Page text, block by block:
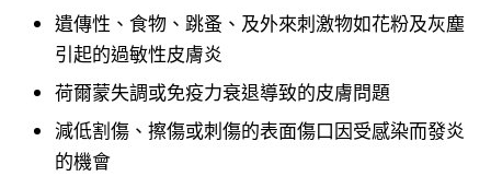
遺傳性、食物、跳蚤、及外來刺激物如花粉及灰塵
引起的過敏性皮膚炎
荷爾蒙失調或免疫力衰退導致的皮膚問題
減低割傷、擦傷或刺傷的表面傷口因受感染而發炎
的機會